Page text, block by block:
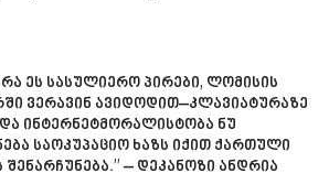
ეს სასულიერო პირები, ლომისის
ვერავინ ავიდოდით–კლავიატურაზე
ინტერნეტმორალისტობა ნუ
საოკუპაციო ხაზს იქით ქართული
შენარჩუნება.” – დეკანოზი ანდრია